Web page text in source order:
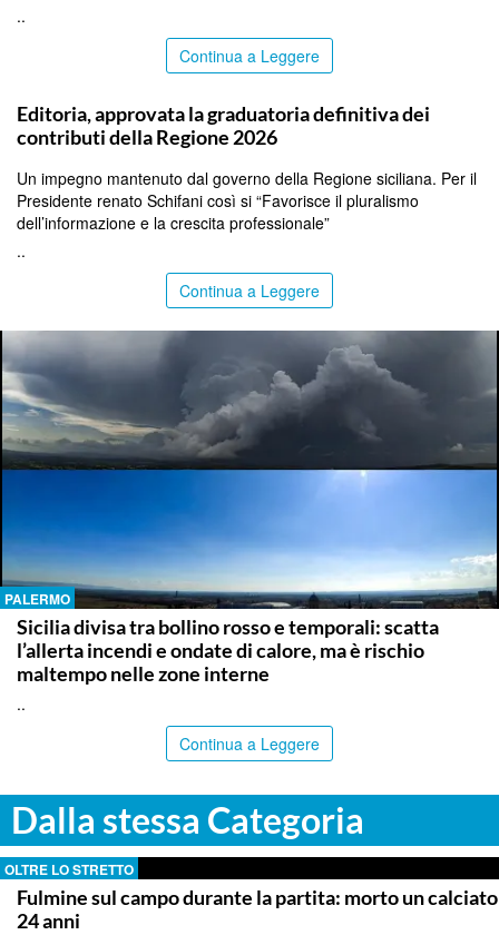
..
Continua a Leggere
Editoria, approvata la graduatoria definitiva dei
contributi della Regione 2026
Un impegno mantenuto dal governo della Regione siciliana. Per il
Presidente renato Schifani così si “Favorisce il pluralismo
dell’informazione e la crescita professionale”
..
Continua a Leggere
PALERMO
Sicilia divisa tra bollino rosso e temporali: scatta
l’allerta incendi e ondate di calore, ma è rischio
maltempo nelle zone interne
..
Continua a Leggere
Dalla stessa Categoria
OLTRE LO STRETTO
Fulmine sul campo durante la partita: morto un
24 anni